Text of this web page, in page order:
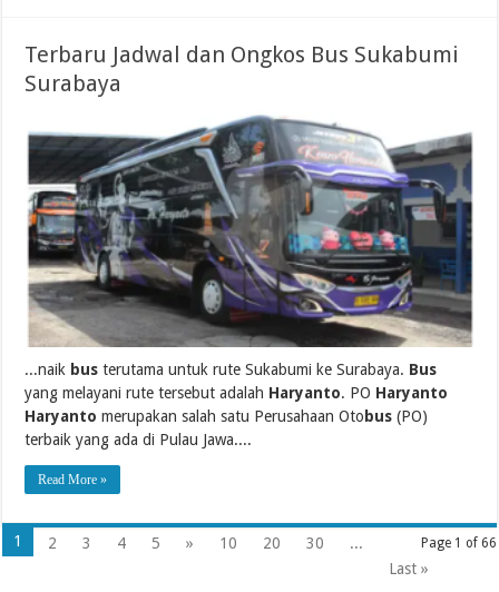
Terbaru Jadwal dan Ongkos Bus Sukabumi
Surabaya
...naik bus terutama untuk rute Sukabumi ke Surabaya. Bus
yang melayani rute tersebut adalah Haryanto. PO Haryanto
Haryanto merupakan salah satu Perusahaan Otobus (PO)
terbaik yang ada di Pulau Jawa....
Read More »
Page 1 of 66
1 2 3 4 5 » 10 20 30
...
Last »